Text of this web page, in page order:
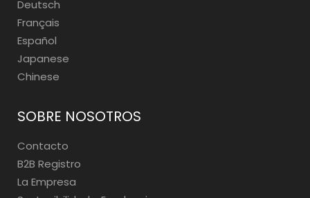
Deutsch
Français
Español
Japanese
Chinese
SOBRE NOSOTROS
Contacto
B2B Registro
La Empresa